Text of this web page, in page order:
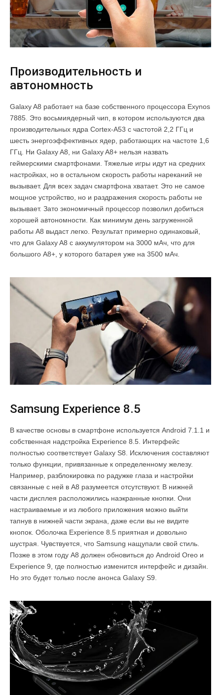
Производительность и
автономность
Galaxy A8 работает на базе собственного процессора Exynos
7885. Это восьмиядерный чип, в котором используются два
производительных ядра Cortex-A53 с частотой 2,2 ГГц и
шесть энергоэффективных ядер, работающих на частоте 1,6
ГГц. Ни Galaxy A8, ни Galaxy A8+ нельзя назвать
геймерскими смартфонами. Тяжелые игры идут на средних
настройках, но в остальном скорость работы нареканий не
вызывает. Для всех задач смартфона хватает. Это не самое
мощное устройство, но и раздражения скорость работы не
вызывает. Зато экономичный процессор позволил добиться
хорошей автономности. Как минимум день загруженной
работы A8 выдаст легко. Результат примерно одинаковый,
что для Galaxy A8 с аккумулятором на 3000 мАч, что для
большого A8+, у которого батарея уже на 3500 мАч.
Samsung Experience 8.5
В качестве основы в смартфоне используется Android 7.1.1 и
собственная надстройка Experience 8.5. Интерфейс
полностью соответствует Galaxy S8. Исключения составляют
только функции, привязанные к определенному железу.
Например, разблокировка по радужке глаза и настройки
связанные с ней в A8 разумеется отсутствуют. В нижней
части дисплея расположились наэкранные кнопки. Они
настраиваемые и из любого приложения можно выйти
тапнув в нижней части экрана, даже если вы не видите
кнопок. Оболочка Experience 8.5 приятная и довольно
шустрая. Чувствуется, что Samsung нащупали свой стиль.
Позже в этом году A8 должен обновиться до Android Oreo и
Experience 9, где полностью изменится интерфейс и дизайн.
Но это будет только после анонса Galaxy S9.